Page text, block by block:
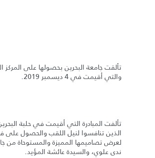
تألقت جامعة البحرين بحصولها على المركز
والتي أقيمت في 4 ديسمبر 2019.
الذين تنافسوا لنيل اللقب والحصول على
لعرض تصاميمها المميزة والمستوحاة من
ندى علوي، والسيدة عائشة المؤيد.